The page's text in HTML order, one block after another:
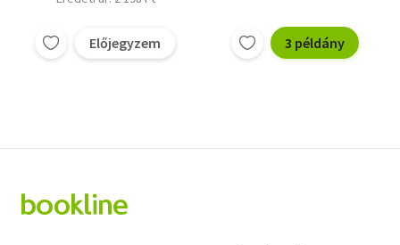
Előjegyzem 3 példány